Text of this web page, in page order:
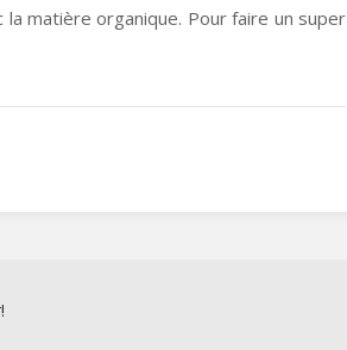
matière organique. Pour faire un super